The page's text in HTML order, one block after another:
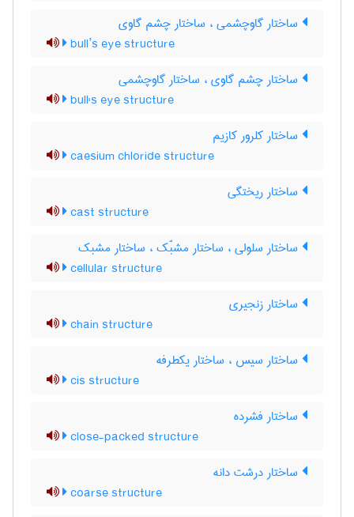
ساختار گاوچشمی ، ساختار چشم گاوی
bull’s eye structure
ساختار چشم گاوی ، ساختار گاوچشمی
bull's eye structure
ساختار کلرور کازیم
caesium chloride structure
ساختار ریختگی
cast structure
ساختار سلولی ، ساختار مشبّک ، ساختار مشبک
cellular structure
ساختار زنجیری
chain structure
ساختار سیس ، ساختار یکطرفه
cis structure
ساختار فشرده
close-packed structure
ساختار درشت دانه
coarse structure